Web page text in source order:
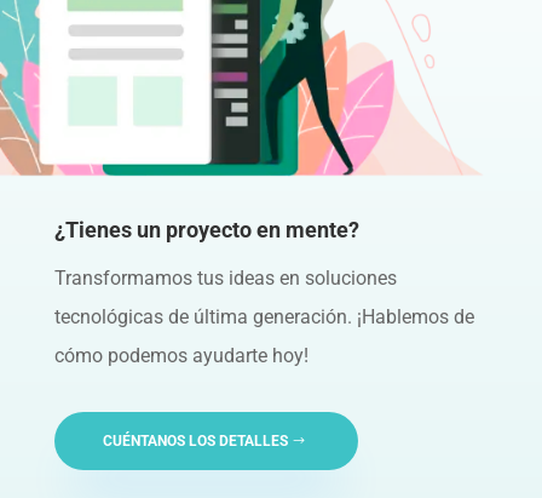
¿Tienes un proyecto en mente?
Transformamos tus ideas en soluciones
tecnológicas de última generación. ¡Hablemos de
cómo podemos ayudarte hoy!
CUÉNTANOS LOS DETALLES